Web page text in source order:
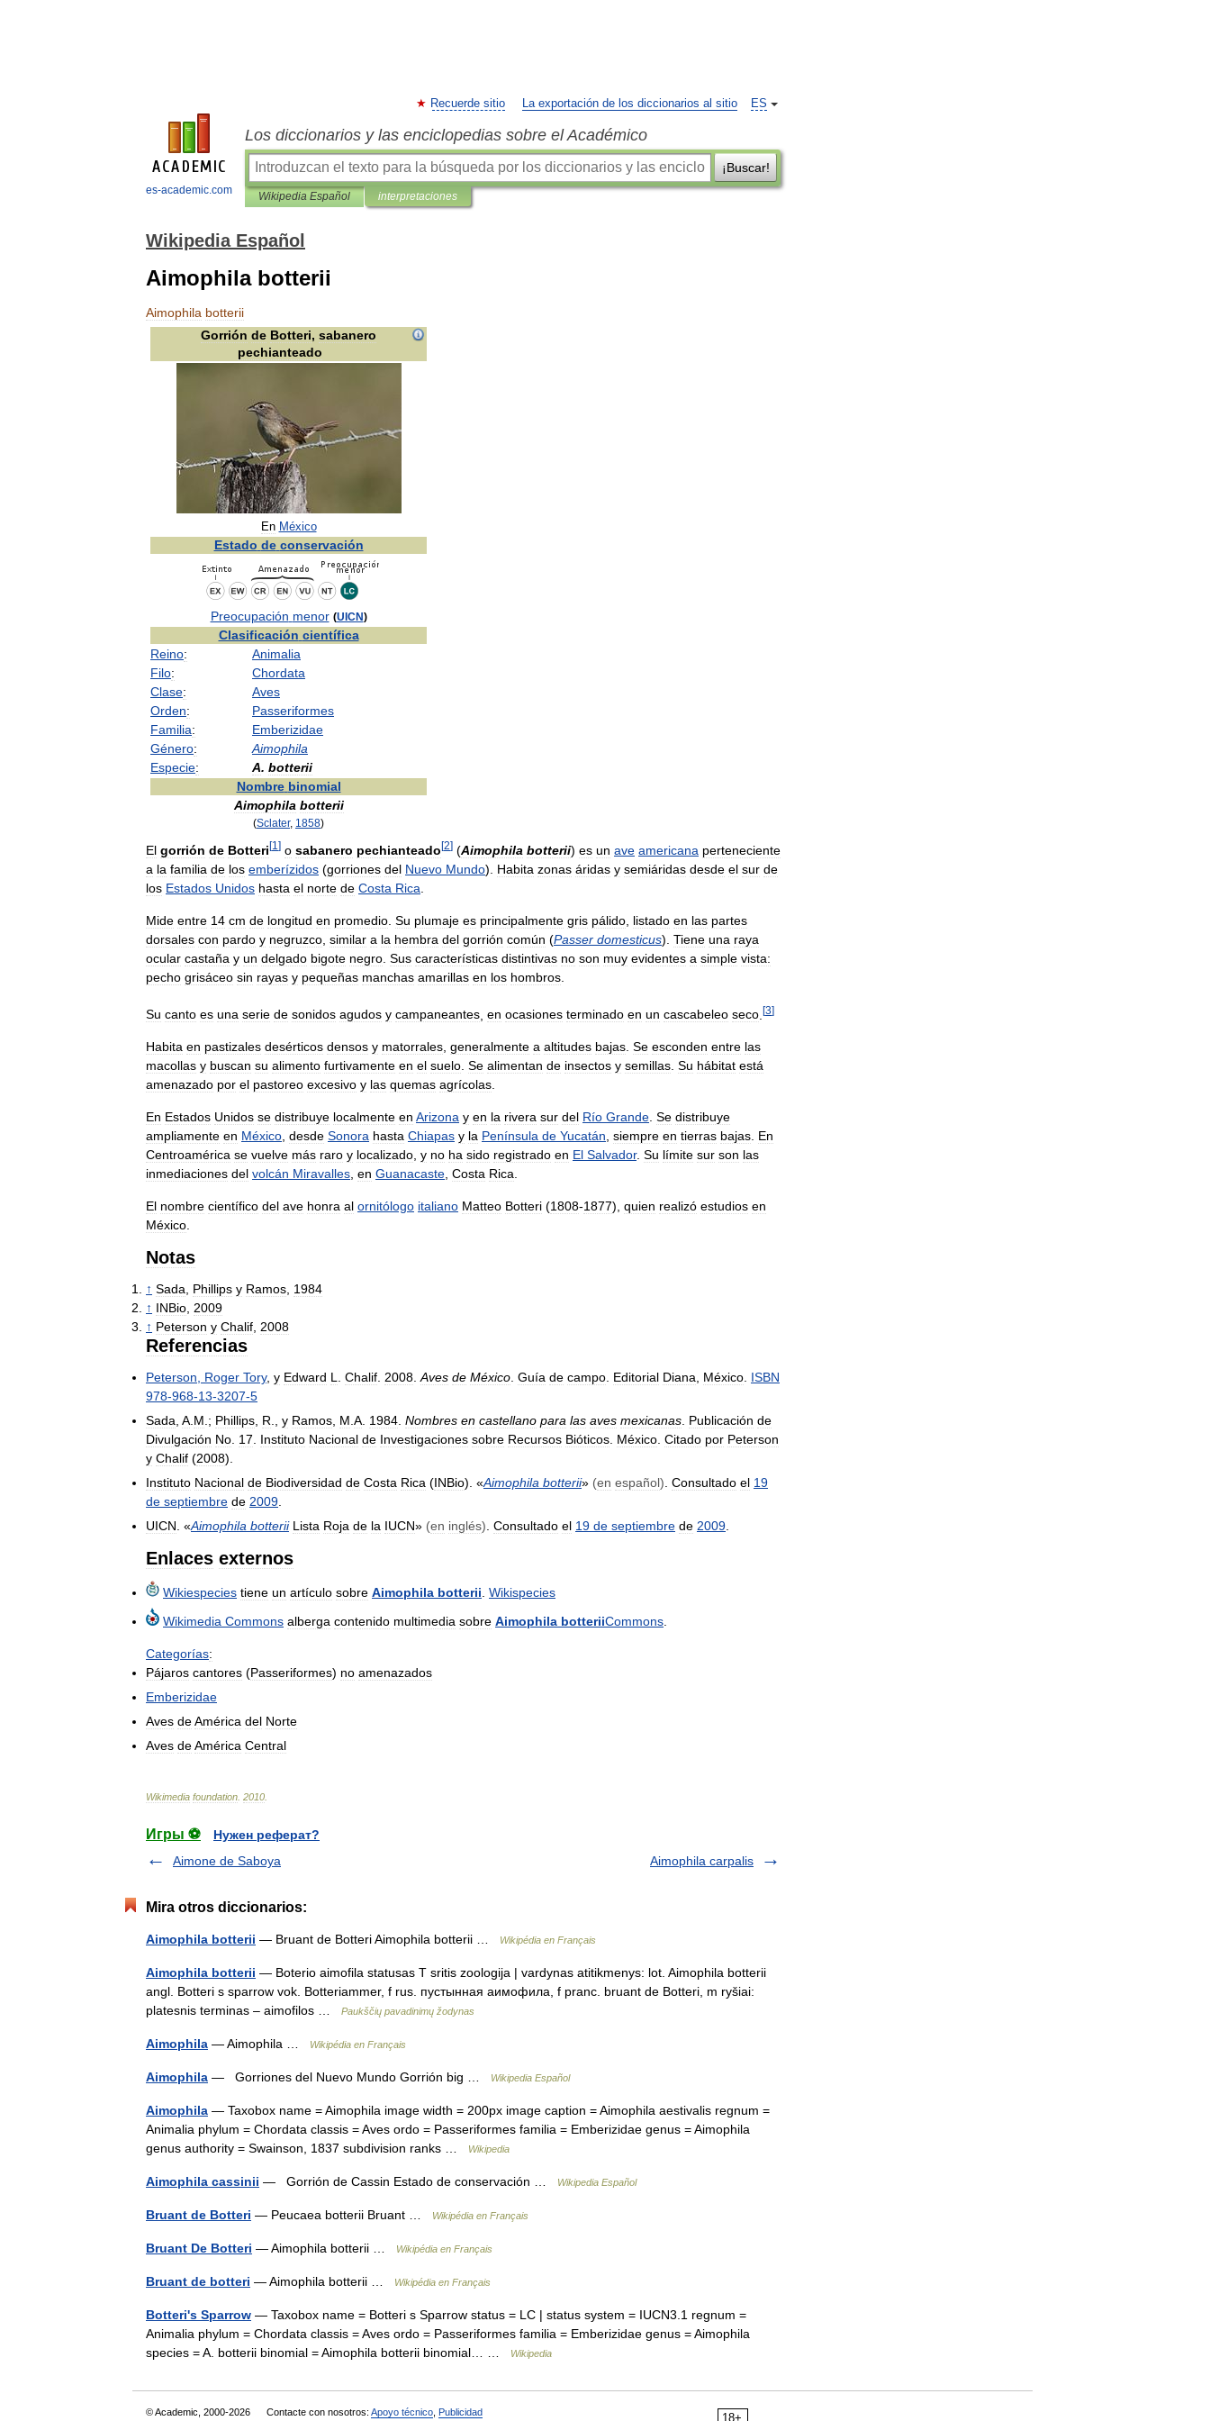
es-academic.com
ES
Recuerde sitio La exportación de los diccionarios al sitio
Los diccionarios y las enciclopedias sobre el Académico
¡Buscar!
Wikipedia Español interpretaciones
Wikipedia Español
Aimophila botterii
Aimophila botterii
Gorrión de Botteri, sabanero
pechianteado
En México
Estado de conservación
Preocupación menor (UICN)
Clasificación científica
Reino:
Animalia
Filo:
Chordata
Clase:
Aves
Orden:
Passeriformes
Familia:
Emberizidae
Género:
Aimophila
Especie: A. botterii
Nombre binomial
Aimophila botterii
(Sclater, 1858)
El gorrión de Botteri[1 ] o sabanero pechianteado[2] (Aimophila botterii) es un ave americana perteneciente
a la familia de los emberízidos (gorriones del Nuevo Mundo). Habita zonas áridas y semiáridas desde el sur de
los Estados Unidos hasta el norte de Costa Rica
Mide entre 14 cm de longitud en promedio Su plumaje es principalmente gris pálido listado en las partes
dorsales con pardo y negruzco similar a la hembra del gorrión común (Passer domesticus). Tiene una raya
ocular castaña y un delgado bigote negro Sus características distintivas no son muy evidentes a simple vista:
pecho grisáceo sin rayas y pequeñas manchas amarillas en los hombros
Su canto es una serie de sonidos agudos y campaneantes en ocasiones terminado en un cascabeleo seco [3]
Habita en pastizales desérticos densos y matorrales, generalmente a altitudes bajas. Se esconden entre las
macollas y buscan su alimento furtivamente en el suelo. Se alimentan de insectos y semillas. Su hábitat está
amenazado por el pastoreo excesivo y las quemas agrícolas.
En Estados Unidos se distribuye localmente en Arizona y en la rivera sur del Río Grande. Se distribuye
ampliamente en México, desde Sonora hasta Chiapas y la Península de Yucatán, siempre en tierras bajas. En
Centroamérica se vuelve más raro y localizado, y no ha sido registrado en El Salvador. Su límite sur son las
inmediaciones del volcán Miravalles, en Guanacaste, Costa Rica.
El nombre científico del ave honra al ornitólogo italiano Matteo Botteri (1808-1877), quien realizó estudios en
México.
Notas
↑ Sada, Phillips y Ramos, 1984
↑ INBio, 2009
↑ Peterson y Chalif, 2008
Referencias
Peterson, Roger Tory, y Edward L. Chalif. 2008.Aves de México. Guía de campo. Editorial Diana, México. ISBN
978-968-13-3207-5
Sada, A.M.; Phillips, R., y Ramos, M.A. 1984. Nombres en castellano para las aves mexicanas. Publicación de
Divulgación No. 17. Instituto Nacional de Investigaciones sobre Recursos Bióticos. México. Citado por Peterson
y Chalif (2008).
Instituto Nacional de Biodiversidad de Costa Rica (INBio). «Aimophila botterii» (en español). Consultado el 19
de septiembre de 2009.
UICN. «Aimophila botterii Lista Roja de la IUCN» (en inglés). Consultado el 19 de septiembre de 2009.
Enlaces externos
Wikiespecies tiene un artículo sobre Aimophila botterii. Wikispecies
Wikimedia Commons alberga contenido multimedia sobre Aimophila botteriiCommons.
Categorías:
Pájaros cantores (Passeriformes) no amenazados
Emberizidae
Aves deAmérica del Norte
Aves deAmérica Central
Wikimedia foundation 2010
Игры ⚽
Нужен реферат?
Aimone de Saboya
Aimophila carpalis
Mira otros diccionarios:
Aimophila botterii — Bruant de Botteri Aimophila botterii … Wikipédia en Français
Aimophila botterii — Boterio aimofila statusas T sritis zoologija | vardynas atitikmenys: lot. Aimophila botterii
angl. Botteri s sparrow vok. Botteriammer, f rus. пустынная аимофила, f pranc. bruant de Botteri, m ryšiai:
platesnis terminas – aimofilos …
Paukščių pavadinimų žodynas
Aimophila — Aimophila … Wikipédia en Français
Aimophila — Gorriones del Nuevo Mundo Gorrión big … Wikipedia Español
Aimophila — Taxobox name = Aimophila image width = 200px image caption = Aimophila aestivalis regnum =
Animalia phylum = Chordata classis = Aves ordo = Passeriformes familia = Emberizidae genus = Aimophila
genus authority = Swainson, 1837 subdivision ranks …
Wikipedia
Aimophila cassinii — Gorrión de Cassin Estado de conservación … Wikipedia Español
Bruant de Botteri — Peucaea botterii Bruant … Wikipédia en Français
Bruant De Botteri — Aimophila botterii … Wikipédia en Français
Bruant de botteri — Aimophila botterii … Wikipédia en Français
Botteri's Sparrow — Taxobox name = Botteri s Sparrow status = LC | status system = IUCN3.1 regnum =
Animalia phylum = Chordata classis = Aves ordo = Passeriformes familia = Emberizidae genus = Aimophila
species = A. botterii binomial = Aimophila botterii binomial… …
Wikipedia
18+
© Academic, 2000-2026 Contacte con nosotros: Apoyo técnico Publicidad